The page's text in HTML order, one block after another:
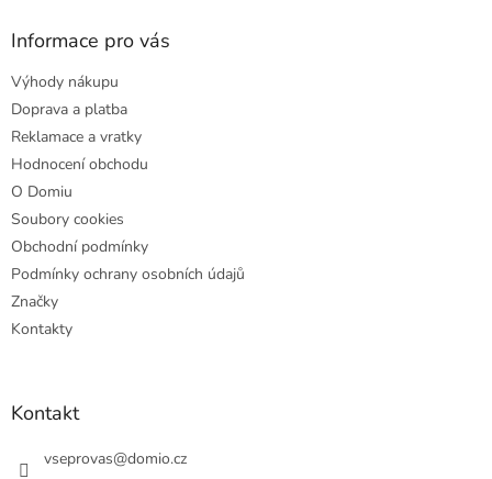
Informace pro vás
Výhody nákupu
Doprava a platba
Reklamace a vratky
Hodnocení obchodu
O Domiu
Soubory cookies
Obchodní podmínky
Podmínky ochrany osobních údajů
Značky
Kontakty
Kontakt
vseprovas@domio.cz